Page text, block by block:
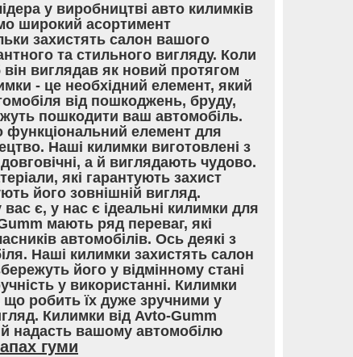
у виробництві авто килимків
широкий асортимент
захистять салон вашого
та стильного вигляду. Коли
виглядав як новий протягом
- це необхідний елемент, який
від пошкоджень, бруду,
пошкодити ваш автомобіль.
функціональний елемент для
Наші килимки виготовлені з
а й виглядають чудово.
які гарантують захист
його зовнішній вигляд.
є, у нас є ідеальні килимки для
мають ряд переваг, які
автомобілів. Ось деякі з
Наші килимки захистять салон
його у відмінному стані
у використанні. Килимки
робить їх дуже зручними у
Килимки від Avto-Gumm
надасть вашому автомобілю
гуми